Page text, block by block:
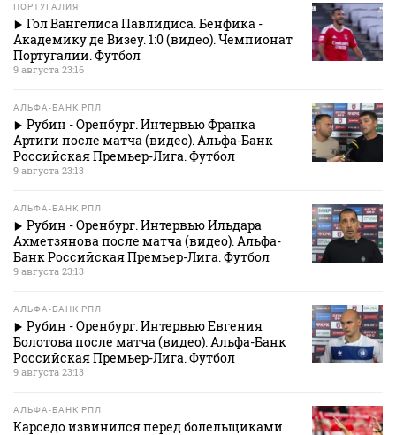
ПОРТУГАЛИЯ
Гол Вангелиса Павлидиса. Бенфика -
Академику де Визеу. 1:0 (видео). Чемпионат
Португалии. Футбол
9 августа 23:16
АЛЬФА-БАНК РПЛ
Рубин - Оренбург. Интервью Франка
Артиги после матча (видео). Альфа-Банк
Российская Премьер-Лига. Футбол
9 августа 23:13
АЛЬФА-БАНК РПЛ
Рубин - Оренбург. Интервью Ильдара
Ахметзянова после матча (видео). Альфа-
Банк Российская Премьер-Лига. Футбол
9 августа 23:13
АЛЬФА-БАНК РПЛ
Рубин - Оренбург. Интервью Евгения
Болотова после матча (видео). Альфа-Банк
Российская Премьер-Лига. Футбол
9 августа 23:13
АЛЬФА-БАНК РПЛ
Карседо извинился перед болельщиками